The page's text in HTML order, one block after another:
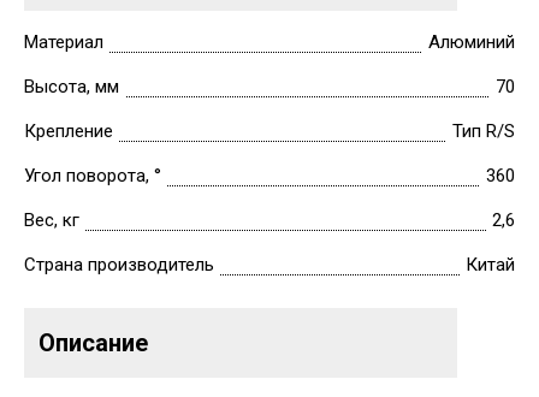
Материал Алюминий
Высота, мм 70
Крепление Тип R/S
Угол поворота, ° 360
Вес, кг 2,6
Страна производитель Китай
Описание